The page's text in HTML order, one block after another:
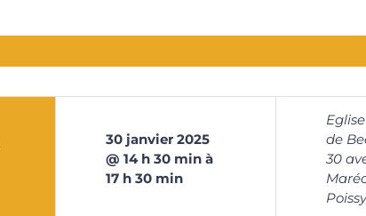
30 janvier 2025
@ 14 h 30 minà
17 h 30 min
de
30
Poissy